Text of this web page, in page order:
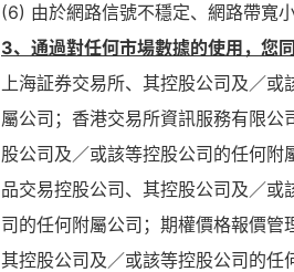
(6) 由於網路信號不穩定、網路帶寬
3、通過對任何市場數據的使用，您
上海証券交易所、其控股公司及／
屬公司；香港交易所資訊服務有限
股公司及／或該等控股公司的任何
品交易控股公司、其控股公司及／
司的任何附屬公司；期權價格報價管
其控股公司及／或該等控股公司的